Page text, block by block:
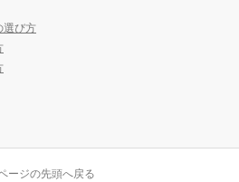
選び方
ージの先頭へ戻る